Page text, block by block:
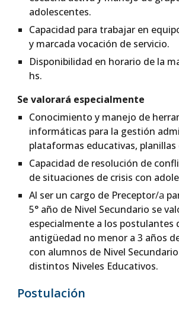
adolescentes.
Capacidad para trabajar en
y marcada vocación de servicio.
Disponibilidad en horario de la
hs.
Se valorará especialmente
Conocimiento y manejo de
informáticas para la gestión
plataformas educativas, planillas
Capacidad de resolución de
de situaciones de crisis con
Al ser un cargo de Preceptor/a
5° año de Nivel Secundario se
especialmente a los postulantes
antigüedad no menor a 3 años
con alumnos de Nivel
distintos Niveles Educativos.
Postulación